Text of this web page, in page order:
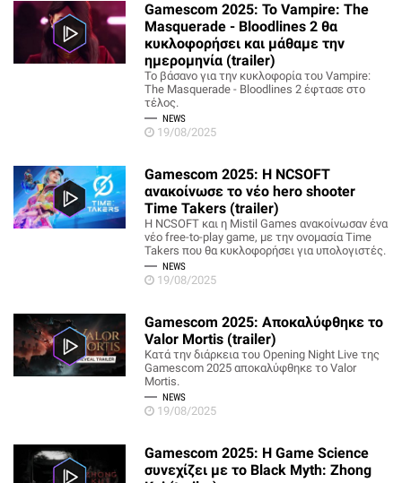
Gamescom 2025: Το Vampire: The
Masquerade - Bloodlines 2 θα
κυκλοφορήσει και μάθαμε την
ημερομηνία (trailer)
Το βάσανο για την κυκλοφορία του Vampire:
The Masquerade - Bloodlines 2 έφτασε στο
τέλος.
NEWS
19/08/2025
Gamescom 2025: Η NCSOFT
ανακοίνωσε το νέο hero shooter
Time Takers (trailer)
Η NCSOFT και η Mistil Games ανακοίνωσαν ένα
νέο free-to-play game, με την ονομασία Time
Takers που θα κυκλοφορήσει για υπολογιστές.
NEWS
19/08/2025
Gamescom 2025: Αποκαλύφθηκε το
Valor Mortis (trailer)
Κατά την διάρκεια του Opening Night Live της
Gamescom 2025 αποκαλύφθηκε το Valor
Mortis.
NEWS
19/08/2025
Gamescom 2025: Η Game Science
συνεχίζει με το Black Myth: Zhong